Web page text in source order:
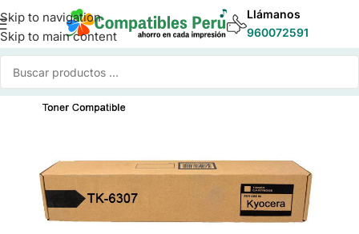
Skip to navigation
Skip to main content
Llámanos
960072591
Inicio/Toner para Impresoras/Toner Compatible Kyocera